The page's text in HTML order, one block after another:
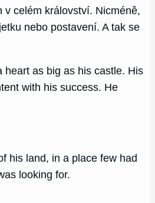
v celém království. Nicméně,
nebo postavení. A tak se
heart as big as his castle. His
with his success. He
his land, in a place few had
looking for.